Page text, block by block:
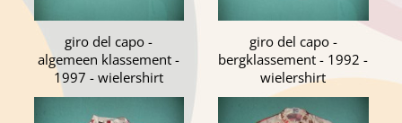
giro del capo -
algemeen klassement -
1997 - wielershirt
giro del capo -
bergklassement - 1992 -
wielershirt